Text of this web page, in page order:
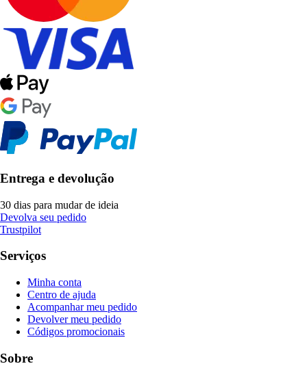
Entrega e devolução
30 dias para mudar de ideia
Devolva seu pedido
Trustpilot
Serviços
Minha conta
Centro de ajuda
Acompanhar meu pedido
Devolver meu pedido
Códigos promocionais
Sobre